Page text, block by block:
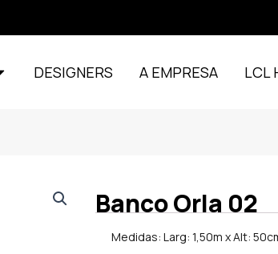
DESIGNERS A EMPRESA LCL
Banco Orla 02
Medidas: Larg: 1,50m x Alt: